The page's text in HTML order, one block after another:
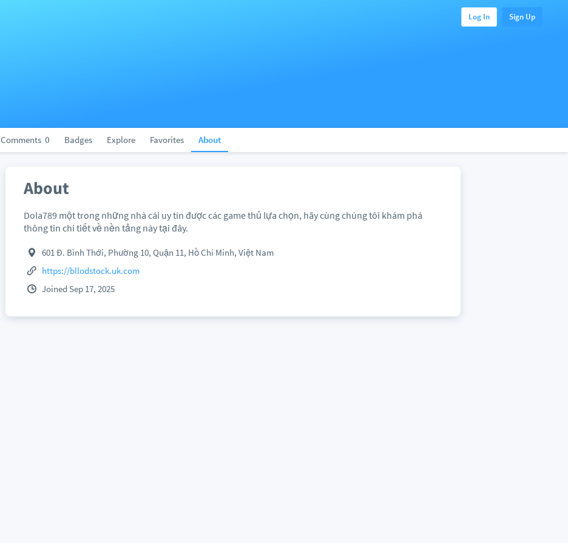
Log In Sign Up
Comments 0 Badges Explore Favorites About
About
Dola789 một trong những nhà cái uy tín được các game thủ lựa chọn, hãy cùng chúng tôi khám phá
thông tin chi tiết về nền tảng này tại đây.
601 Đ. Bình Thới, Phường 10, Quận 11, Hồ Chí Minh, Việt Nam
https://bllodstock.uk.com
Joined Sep 17, 2025